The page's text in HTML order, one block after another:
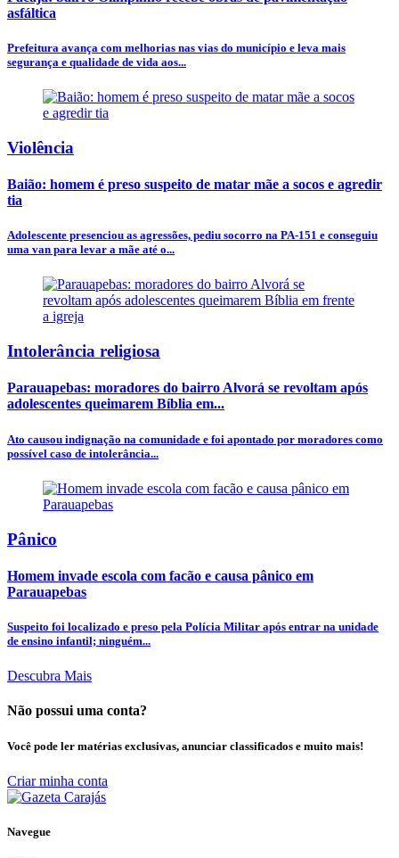
asfáltica
Prefeitura avança com melhorias nas vias do município e leva mais
segurança e qualidade de vida aos...
Violência
Baião: homem é preso suspeito de matar mãe a socos e agredir
tia
Adolescente presenciou as agressões, pediu socorro na PA-151 e conseguiu
uma van para levar a mãe até o...
Intolerância religiosa
Parauapebas: moradores do bairro Alvorá se revoltam após
adolescentes queimarem Bíblia em...
Ato causou indignação na comunidade e foi apontado por moradores como
possível caso de intolerância...
Pânico
Homem invade escola com facão e causa pânico em
Parauapebas
Suspeito foi localizado e preso pela Polícia Militar após entrar na unidade
de ensino infantil; ninguém...
Descubra Mais
Não possui uma conta?
Você pode ler matérias exclusivas, anunciar classificados e muito mais!
Criar minha conta
Navegue